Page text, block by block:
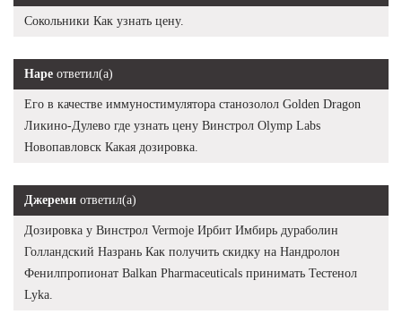
Сокольники Как узнать цену.
Наре ответил(а)
Его в качестве иммуностимулятора cтанозолол Golden Dragon
Ликино-Дулево где узнать цену Винстрол Olymp Labs
Новопавловск Какая дозировка.
Джереми ответил(а)
Дозировка у Винстрол Vermoje Ирбит Имбирь дураболин
Голландский Назрань Как получить скидку на Нандролон
Фенилпропионат Balkan Pharmaceuticals принимать Тестенол
Lyka.